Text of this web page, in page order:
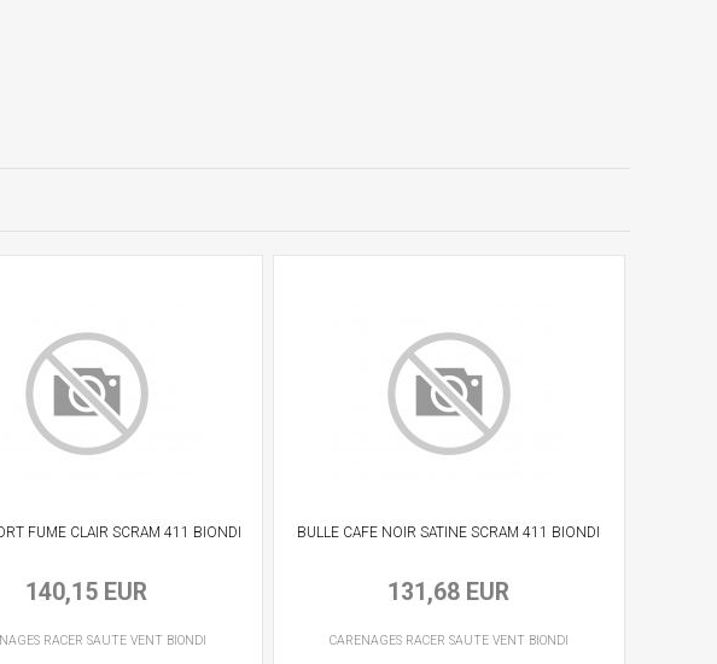
FUME CLAIR SCRAM 411 BIONDI
140,15 EUR
RACER SAUTE VENT BIONDI
BULLE CAFE NOIR SATINE SCRAM 411 BIONDI
131,68 EUR
CARENAGES RACER SAUTE VENT BIONDI